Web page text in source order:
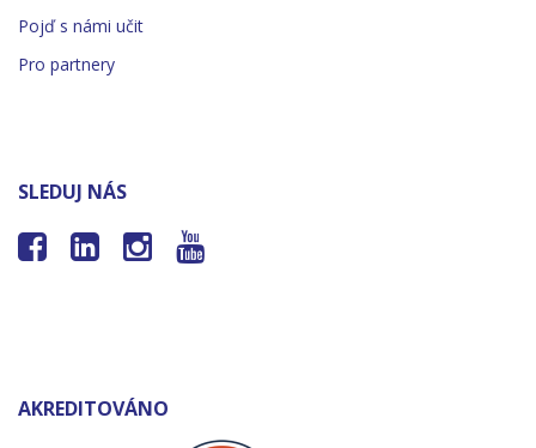
Pojď s námi učit
Pro partnery
SLEDUJ NÁS
   
AKREDITOVÁNO